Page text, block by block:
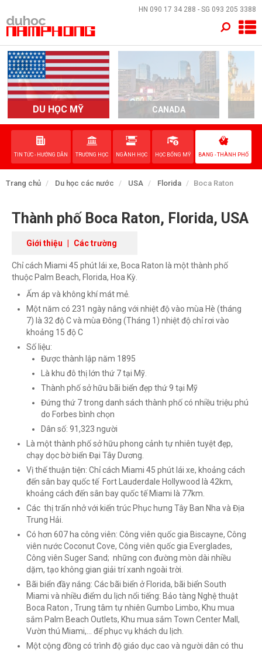
HN 090 17 34 288 - SG 093 205 3388
DU HỌC MỸ CANADA
TIN TỨC - HƯỚNG DẪN TRƯỜNG HỌC NGÀNH HỌC HỌC BỔNG MỸ BANG - THÀNH PHỐ
Trang chủ Du học các nước USA Florida Boca Raton
Thành phố Boca Raton, Florida, USA
Giới thiệu | Các trường
Chỉ cách Miami 45 phút lái xe, Boca Raton là một thành phố
thuộc Palm Beach, Florida, Hoa Kỳ.
Ấm áp và không khí mát mẻ.
Một năm có 231 ngày nắng với nhiệt độ vào mùa Hè (tháng
7) là 32 độ C và mùa Đông (Tháng 1) nhiệt độ chỉ rơi vào
khoảng 15 độ C
Số liệu:
Được thành lập năm 1895
Là khu đô thị lớn thứ 7 tại Mỹ.
Thành phố sở hữu bãi biển đẹp thứ 9 tại Mỹ
Đứng thứ 7 trong danh sách thành phố có nhiều triệu phú
do Forbes bình chọn
Dân số: 91,323 người
Là một thành phố sở hữu phong cảnh tự nhiên tuyệt đẹp,
chạy dọc bờ biển Đại Tây Dương.
Vị thế thuận tiện: Chỉ cách Miami 45 phút lái xe, khoảng cách
đến sân bay quốc tế Fort Lauderdale Hollywood là 42km,
khoảng cách đến sân bay quốc tế Miami là 77km.
Các thị trấn nhở với kiến trúc Phục hưng Tây Ban Nha và Địa
Trung Hải.
Có hơn 607 ha công viên: Công viên quốc gia Biscayne, Công
viên nước Coconut Cove, Công viên quốc gia Everglades,
Công viên Suger Sand; những con đường mòn dài nhiều
dặm, tạo không gian giải trí xanh ngoài trời.
Bãi biển đầy nắng: Các bãi biển ở Florida, bãi biển South
Miami và nhiều điểm du lịch nổi tiếng: Bảo tàng Nghệ thuật
Boca Raton , Trung tâm tự nhiên Gumbo Limbo, Khu mua
sắm Palm Beach Outlets, Khu mua sắm Town Center Mall,
Vườn thú Miami,… để phục vụ khách du lịch.
Một cộng đồng có trình độ giáo dục cao và người dân có thu
×
TRANG CHỦ
QUỐC GIA
EVENTS
DỊCH VỤ
VỀ NAM PHONG